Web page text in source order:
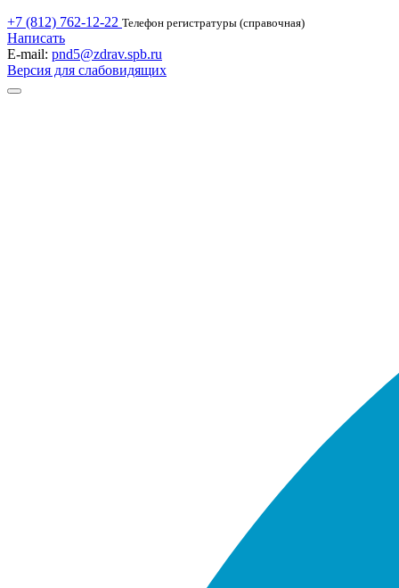
+7 (812) 762-12-22 Телефон регистратуры (справочная)
Написать
E-mail: pnd5@zdrav.spb.ru
Версия для слабовидящих